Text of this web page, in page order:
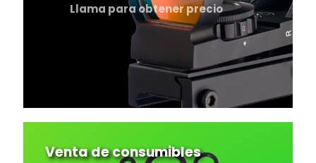
Llama para obtener precio
Venta de consumibles